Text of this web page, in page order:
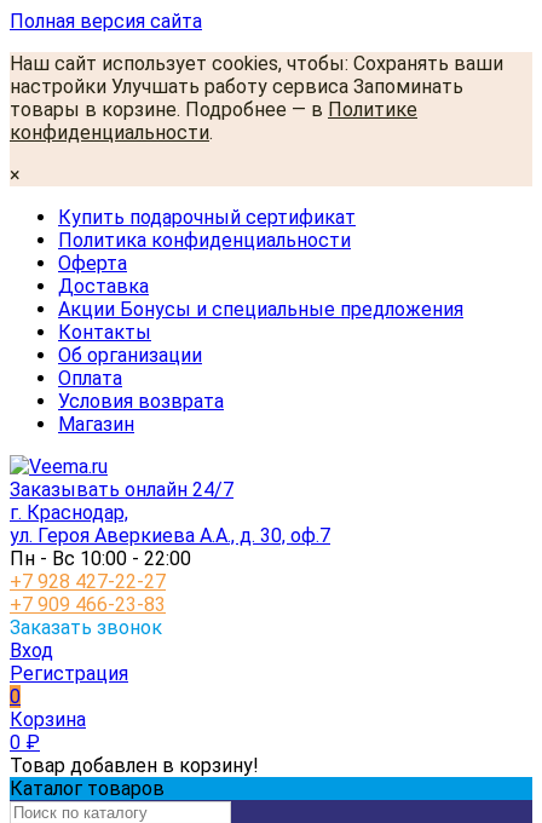
Полная версия сайта
Наш сайт использует cookies, чтобы: Сохранять ваши
настройки Улучшать работу сервиса Запоминать
товары в корзине. Подробнее — в Политике
конфиденциальности.
×
Купить подарочный сертификат
Политика конфиденциальности
Оферта
Доставка
Акции Бонусы и специальные предложения
Контакты
Об организации
Оплата
Условия возврата
Магазин
Заказывать онлайн 24/7
г. Краснодар,
ул. Героя Аверкиева А.А., д. 30, оф.7
Пн - Вс 10:00 - 22:00
+7 928 427-22-27
+7 909 466-23-83
Заказать звонок
Вход
Регистрация
0
Корзина
0 ₽
Товар добавлен в корзину!
Каталог товаров